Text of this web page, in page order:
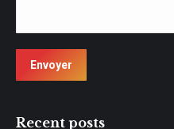
Envoyer
Recent posts